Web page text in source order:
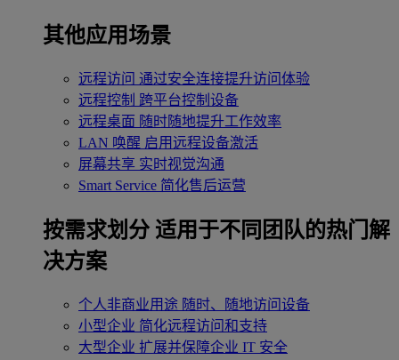
其他应用场景
远程访问 通过安全连接提升访问体验
远程控制 跨平台控制设备
远程桌面 随时随地提升工作效率
LAN 唤醒 启用远程设备激活
屏幕共享 实时视觉沟通
Smart Service 简化售后运营
按需求划分 适用于不同团队的热门解
决方案
个人非商业用途 随时、随地访问设备
小型企业 简化远程访问和支持
大型企业 扩展并保障企业 IT 安全